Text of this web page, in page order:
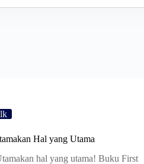
Hal yang Utama
hal yang utama! Buku First